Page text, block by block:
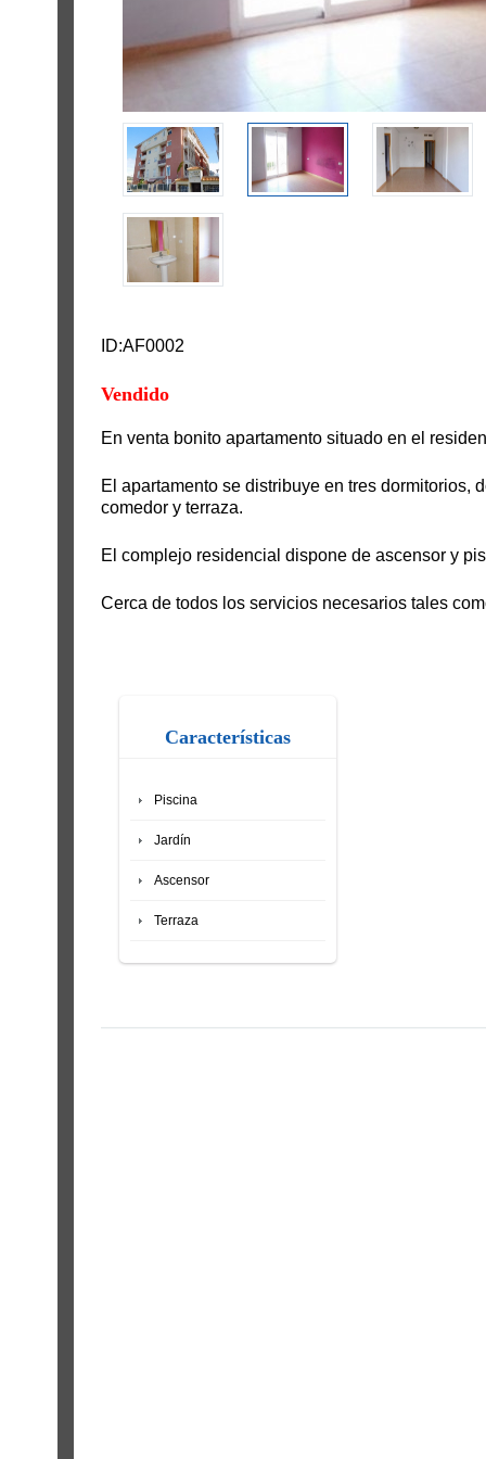
ID:AF0002
Vendido
En venta bonito apartamento situado en el
El apartamento se distribuye en tres dormitorios,
comedor y terraza.
El complejo residencial dispone de ascensor y
Cerca de todos los servicios necesarios tales
Características
Piscina
Jardín
Ascensor
Terraza